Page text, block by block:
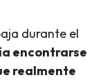
durante el
encontrarse
realmente